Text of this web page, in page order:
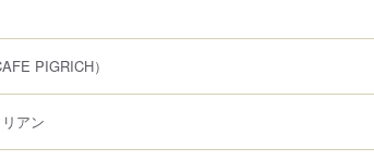
PIGRICH）
アン